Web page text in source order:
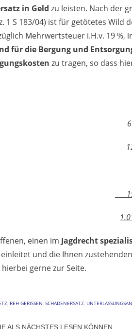
in Geld zu leisten. Nach der
1 S 183/04) ist für getötetes Wild
Mehrwertsteuer i.H.v. 19 %,
für die Bergung und
zu tragen, so dass
Reh
und Entsorgung
RVG
einen im Jagdrecht
und die Ihnen
gerne zur Seite.
, REH GERISSEN, SCHADENERSATZ,
ALS NÄCHSTES LESEN KÖNNEN